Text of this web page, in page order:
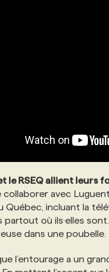
le RSEQ allient leurs
collaborer avec
Québec, incluant la
partout où ils·elles
dans une
l’entourage a un